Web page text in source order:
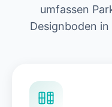
umfassen
Designboden